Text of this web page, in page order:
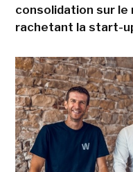
consolidation sur le
rachetant la start-